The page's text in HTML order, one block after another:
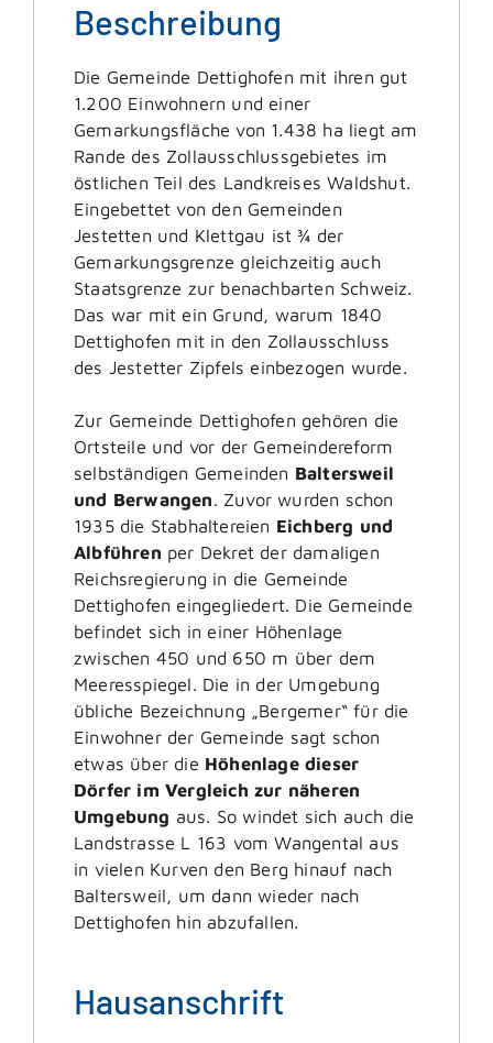
Beschreibung
Die Gemeinde Dettighofen mit ihren gut
1.200 Einwohnern und einer
Gemarkungsfläche von 1.438 ha liegt am
Rande des Zollausschlussgebietes im
östlichen Teil des Landkreises Waldshut.
Eingebettet von den Gemeinden
Jestetten und Klettgau ist ¾ der
Gemarkungsgrenze gleichzeitig auch
Staatsgrenze zur benachbarten Schweiz.
Das war mit ein Grund, warum 1840
Dettighofen mit in den Zollausschluss
des Jestetter Zipfels einbezogen wurde.
Zur Gemeinde Dettighofen gehören die
Ortsteile und vor der Gemeindereform
selbständigen Gemeinden Baltersweil
und Berwangen . Zuvor wurden schon
1935 die Stabhaltereien Eichberg und
Albführen per Dekret der damaligen
Reichsregierung in die Gemeinde
Dettighofen eingegliedert. Die Gemeinde
befindet sich in einer Höhenlage
zwischen 450 und 650 m über dem
Meeresspiegel. Die in der Umgebung
übliche Bezeichnung „Bergemer“ für die
Einwohner der Gemeinde sagt schon
etwas über die Höhenlage dieser
Dörfer im Vergleich zur näheren
Umgebung aus. So windet sich auch die
Landstrasse L 163 vom Wangental aus
in vielen Kurven den Berg hinauf nach
Baltersweil, um dann wieder nach
Dettighofen hin abzufallen.
Hausanschrift